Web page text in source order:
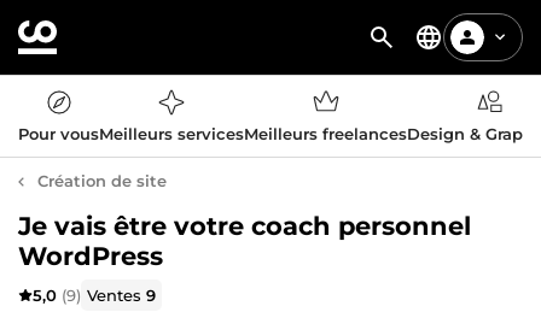
Pour vousMeilleurs servicesMeilleurs freelancesDesign &
Création de site
Je vais être votre coach personnel
WordPress
5,0 (9) Ventes9